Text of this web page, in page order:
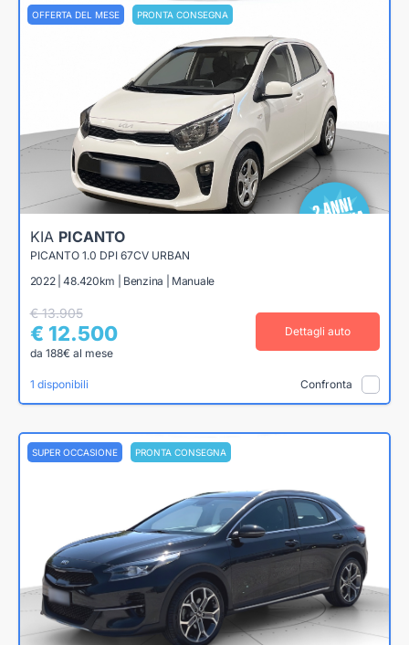
OFFERTA DEL MESE PRONTA CONSEGNA
KIA PICANTO
PICANTO 1.0 DPI 67CV URBAN
2022 | 48.420km | Benzina | Manuale
€ 13.905
€ 12.500
da 188€ al mese
Dettagli auto
1 disponibili Confronta
SUPER OCCASIONE PRONTA CONSEGNA